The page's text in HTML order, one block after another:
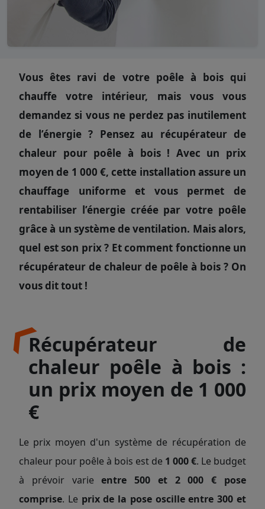
Vous êtes ravi de votre poêle à bois qui
chauffe votre intérieur, mais vous vous
demandez si vous ne perdez pas inutilement
de l’énergie ? Pensez au récupérateur de
chaleur pour poêle à bois ! Avec un prix
moyen de 1 000 €, cette installation assure un
chauffage uniforme et vous permet de
rentabiliser l’énergie créée par votre poêle
grâce à un système de ventilation. Mais alors,
quel est son prix ? Et comment fonctionne un
récupérateur de chaleur de poêle à bois ? On
vous dit tout !
Récupérateur de
chaleur poêle à bois :
un prix moyen de 1 000
€
Le prix moyen d'un système de récupération de
chaleur pour poêle à bois est de 1 000 €. Le budget
à prévoir varieentre 500 et 2 000 € pose
comprise. Le prix de la pose oscille entre 300 et